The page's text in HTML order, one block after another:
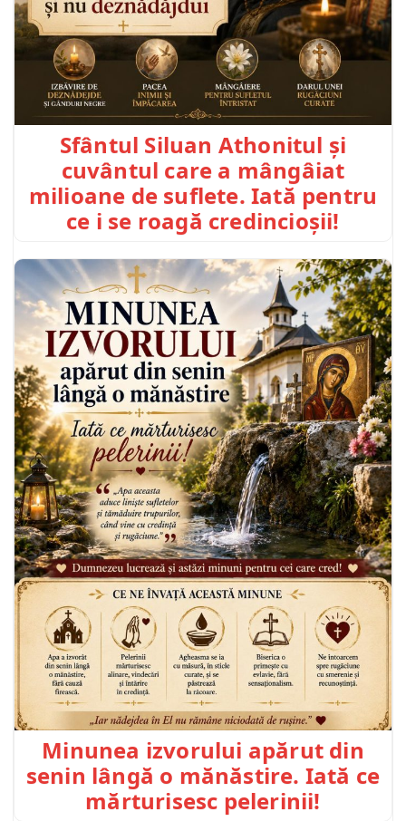
Sfântul Siluan Athonitul și
cuvântul care a mângâiat
milioane de suflete. Iată pentru
ce i se roagă credincioșii!
Minunea izvorului apărut din
senin lângă o mănăstire. Iată ce
mărturisesc pelerinii!